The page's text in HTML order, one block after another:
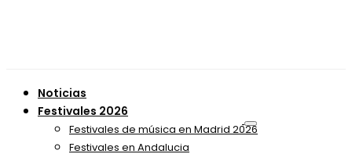
Noticias
Festivales 2026
Festivales de música en Madrid 2026
Festivales en Andalucia